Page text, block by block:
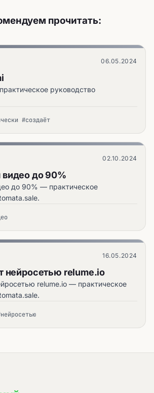
прочитать:
06.05.2024
руководство
#создаёт
02.10.2024
до 90%
до 90% — практическое
16.05.2024
нейросетью relume.io
relume.io — практическое